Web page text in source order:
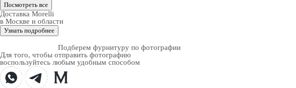
Посмотреть все
Доставка Morelli
в Москве и области
Узнать подробнее
Подберем фурнитуру по фотографии
Для того, чтобы отправить фотографию
воспользуйтесь любым удобным способом